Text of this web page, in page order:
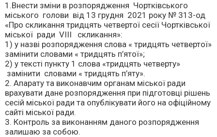
1.Внести зміни в розпорядження Чортківського
міського голови від 13 грудня 2021 року № 313-од
«Про скликання тридцять четвертої сесії Чортківської
міської ради VІІІ скликання»:
1) у назві розпорядження слова « тридцять четвертої»
замінити словами « тридцять п’ятої»;
2) у тексті пункту 1 слова «тридцять четверту»
замінити словами « тридцять п’яту».
2. Апарату та виконавчим органам міської ради
врахувати дане розпорядження при підготовці рішень
сесій міської ради та опублікувати його на офіційному
сайті міської ради.
3. Контроль за виконанням даного розпорядження
залишаю за собою.